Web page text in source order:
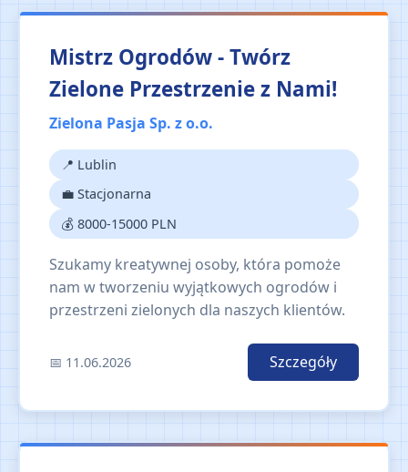
Mistrz Ogrodów - Twórz
Zielone Przestrzenie z Nami!
Zielona Pasja Sp. z o.o.
📍 Lublin
💼 Stacjonarna
💰 8000-15000 PLN
Szukamy kreatywnej osoby, która pomoże
nam w tworzeniu wyjątkowych ogrodów i
przestrzeni zielonych dla naszych klientów.
📅 11.06.2026 Szczegóły